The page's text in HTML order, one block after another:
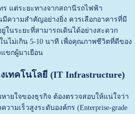
แต่ระยะทางจากสถานีรถไฟฟ้า
มีความสำคัญอย่างยิ่ง ควรเลือกอาคารที่มี
ในระยะที่สามารถเดินได้อย่างสะดวก
ในไม่เกิน 5-10 นาที เพื่อคุณภาพชีวิตที่ดีของ
ขกผู้มาเยือน
เทคโนโลยี (IT Infrastructure)
ายใจของธุรกิจ ต้องตรวจสอบให้แน่ใจว่า
ามเร็วสูงระดับองค์กร (Enterprise-grade